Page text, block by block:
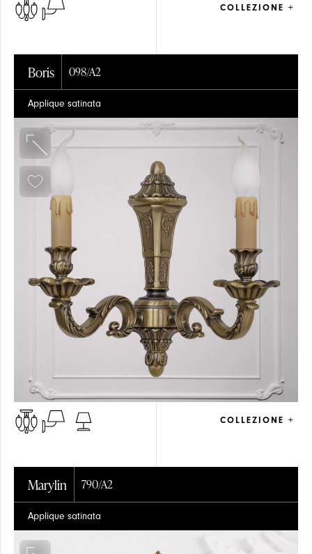
COLLEZIONE +
Boris 098/A2
Applique satinata
COLLEZIONE +
Marylin 790/A2
Applique satinata